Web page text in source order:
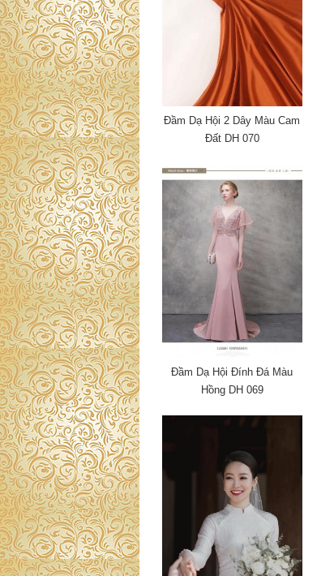
Đầm Dạ Hội 2 Dây Màu Cam
Đất DH 070
Đầm Dạ Hội Đính Đá Màu
Hồng DH 069